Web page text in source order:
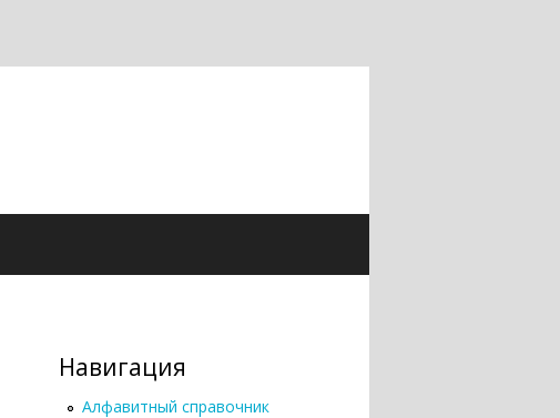
Навигация
Алфавитный справочник